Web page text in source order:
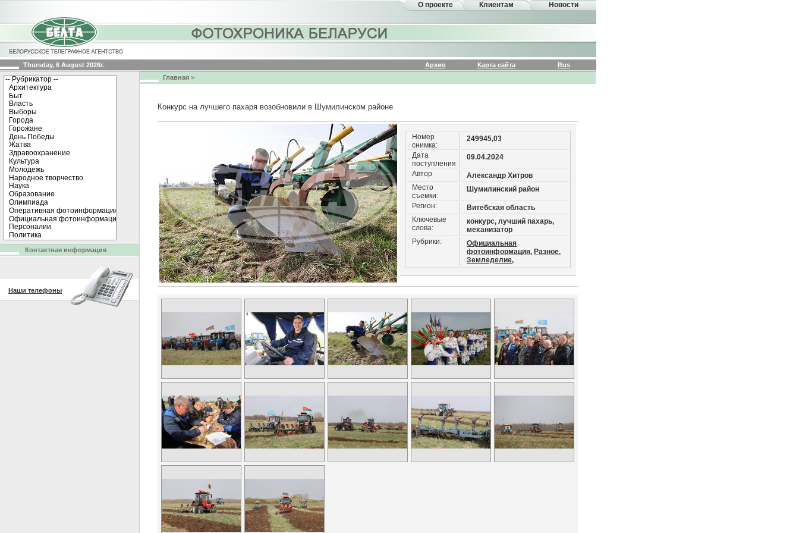
О проекте Клиентам Новости
Thursday, 6 August 2026г. Архив Карта сайта
Rus
Главная >
Конкурс на лучшего пахаря возобновили в Шумилинском районе
Номер
снимка:
249945,03
Дата
поступления
09.04.2024
Автор
Александр Хитров
Место
съемки:
Шумилинский район
Регион:
Витебская область
Ключевые
слова:
конкурс, лучший пахарь,
механизатор
Рубрики:
Официальная
фотоинформация, Разное,
Земледелие,
Контактная информация
Наши телефоны